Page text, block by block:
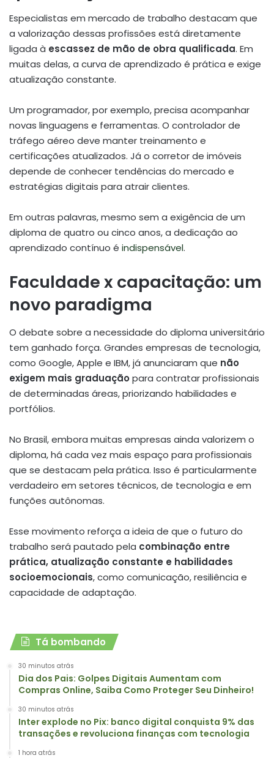
Especialistas em mercado de trabalho destacam que
a valorização dessas profissões está diretamente
ligada à escassez de mão de obra qualificada. Em
muitas delas, a curva de aprendizado é prática e exige
atualização constante.
Um programador, por exemplo, precisa acompanhar
novas linguagens e ferramentas. O controlador de
tráfego aéreo deve manter treinamento e
certificações atualizados. Já o corretor de imóveis
depende de conhecer tendências do mercado e
estratégias digitais para atrair clientes.
Em outras palavras, mesmo sem a exigência de um
diploma de quatro ou cinco anos, a dedicação ao
aprendizado contínuo é indispensável.
Faculdade x capacitação: um
novo paradigma
O debate sobre a necessidade do diploma universitário
tem ganhado força. Grandes empresas de tecnologia,
como Google, Apple e IBM, já anunciaram que não
exigem mais graduação para contratar profissionais
de determinadas áreas, priorizando habilidades e
portfólios.
No Brasil, embora muitas empresas ainda valorizem o
diploma, há cada vez mais espaço para profissionais
que se destacam pela prática. Isso é particularmente
verdadeiro em setores técnicos, de tecnologia e em
funções autônomas.
Esse movimento reforça a ideia de que o futuro do
trabalho será pautado pela combinação entre
prática, atualização constante e habilidades
socioemocionais, como comunicação, resiliência e
capacidade de adaptação.
Tá bombando
30 minutos atrás
Dia dos Pais: Golpes Digitais Aumentam com
Compras Online, Saiba Como Proteger Seu Dinheiro!
30 minutos atrás
Inter explode no Pix: banco digital conquista 9% das
transações e revoluciona finanças com tecnologia
1 hora atrás